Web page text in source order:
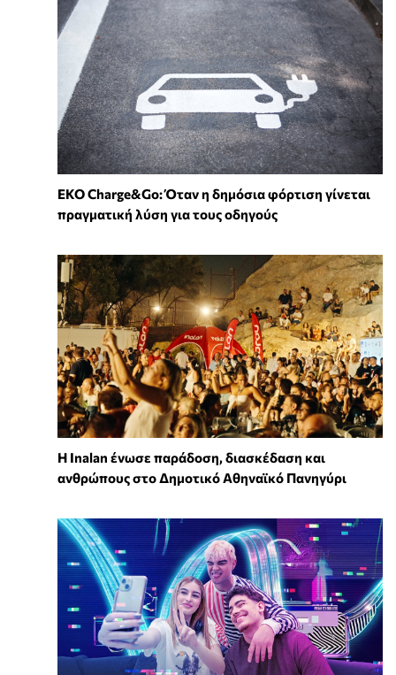
EKO Charge&Go: Όταν η δημόσια φόρτιση γίνεται
πραγματική λύση για τους οδηγούς
Η Inalan ένωσε παράδοση, διασκέδαση και
ανθρώπους στο Δημοτικό Αθηναϊκό Πανηγύρι